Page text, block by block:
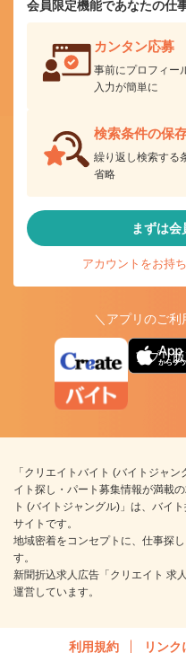
会員限定機能であなたの仕
カンタン応募
事前にプロフィー
入力が簡単に
検索条件の保
繰り返し検索する
省略
まずは会
アカウントをお持
＼アプリのご利
アプリ
「クリエイトバイト (バイトジャ
イト探し・パート募集情報が満載
ト (バイトジャングル)」は、バイ
サイトです。
地域密着をコンセプトに、仕事探
す。
新聞折込求人広告「クリエイト 求
運営しています。
利用規約 リンク